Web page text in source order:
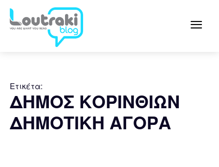
Ετικέτα:
ΔΗΜΟΣ ΚΟΡΙΝΘΙΩΝ
ΔΗΜΟΤΙΚΗ ΑΓΟΡΑ